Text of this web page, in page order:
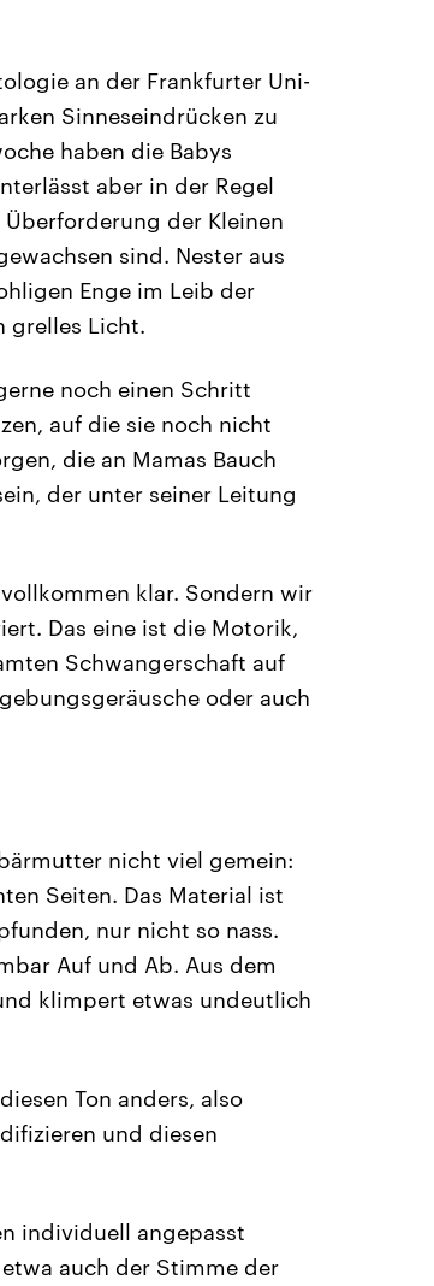
an der Frankfurter Uni-
Sinneseindrücken zu
haben die Babys
aber in der Regel
der Kleinen
sind. Nester aus
Enge im Leib der
grelles Licht.
noch einen Schritt
auf die sie noch nicht
die an Mamas Bauch
der unter seiner Leitung
klar. Sondern wir
Das eine ist die Motorik,
Schwangerschaft auf
oder auch
nicht viel gemein:
Seiten. Das Material ist
nur nicht so nass.
Auf und Ab. Aus dem
klimpert etwas undeutlich
Ton anders, also
und diesen
individuell angepasst
auch der Stimme der